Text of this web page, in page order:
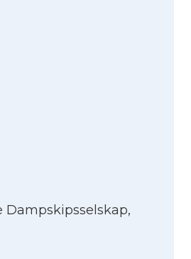
Dampskipsselskap,